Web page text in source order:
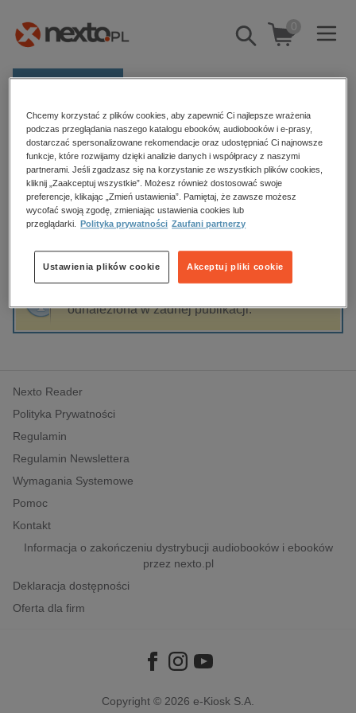
Pokaż/schowaj
wyszukiwarkę
0
Kategorie
Zobacz wszystkie E-prasa
budownictwo, aranżacja wnętrz
biznesowe, branżowe, gospodarka
dzienniki
edukacja
hobby, sport, rozrywka
komputery, internet, technologie, informatyka
polityka, społeczno-informacyjne
psychologiczne
inne
popularno-naukowe
historia
Strona główna Basil Hall Chamberlain
Basil Hall Chamberlain
Sortowanie Filtrowanie
odnaleziona w żadnej publikacji.
Nexto Reader
Polityka Prywatności
Regulamin
Regulamin Newslettera
Wymagania Systemowe
Pomoc
Kontakt
Informacja o zakończeniu dystrybucji audiobooków i ebooków
przez nexto.pl
Deklaracja dostępności
Oferta dla firm
Copyright © 2026 e-Kiosk S.A.
Chcemy korzystać z plików cookies, aby zapewnić Ci najlepsze wrażenia
podczas przeglądania naszego katalogu ebooków, audiobooków i e-prasy,
dostarczać spersonalizowane rekomendacje oraz udostępniać Ci najnowsze
funkcje, które rozwijamy dzięki analizie danych i współpracy z naszymi
partnerami. Jeśli zgadzasz się na korzystanie ze wszystkich plików cookies,
kliknij „Zaakceptuj wszystkie”. Możesz również dostosować swoje
preferencje, klikając „Zmień ustawienia”. Pamiętaj, że zawsze możesz
wycofać swoją zgodę, zmieniając ustawienia cookies lub
przeglądarki.
Polityka prywatności Zaufani partnerzy
Akceptuj pliki cookie
Ustawienia plików cookie